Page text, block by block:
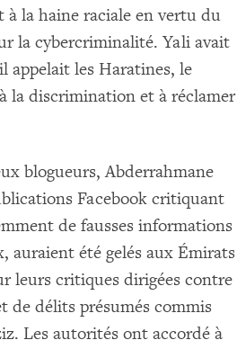
à la haine raciale en vertu du
la cybercriminalité. Yali avait
appelait les Haratines, le
la discrimination et à réclamer
blogueurs, Abderrahmane
Facebook critiquant
de fausses informations
auraient été gelés aux Émirats
leurs critiques dirigées contre
de délits présumés commis
Les autorités ont accordé à